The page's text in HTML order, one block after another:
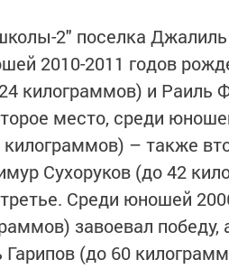
2" поселка
2010-2011 годов
килограммов) и Раиль
место, среди
килограммов) – также
Сухоруков (до 42
Среди юношей
завоевал
(до 60